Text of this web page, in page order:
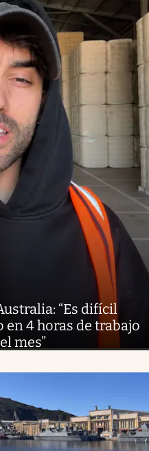
“Es difícil
en 4 horas de trabajo
mes”